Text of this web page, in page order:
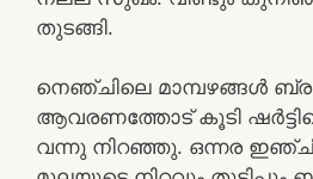
തുടങ്ങി.
നെഞ്ചിലെ മാമ്പഴങ്ങൾ
ആവരണത്തോട് കൂടി
വന്നു നിറഞ്ഞു. ഒന്നര